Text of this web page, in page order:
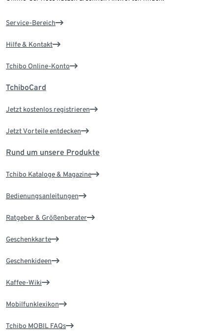
Service-Bereich
Hilfe & Kontakt
Tchibo Online-Konto
TchiboCard
Jetzt kostenlos registrieren
Jetzt Vorteile entdecken
Rund um unsere Produkte
Tchibo Kataloge & Magazine
Bedienungsanleitungen
Ratgeber & Größenberater
Geschenkkarte
Geschenkideen
Kaffee-Wiki
Mobilfunklexikon
Tchibo MOBIL FAQs